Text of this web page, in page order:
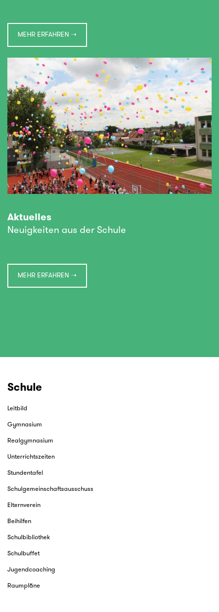
MEHR ERFAHREN ➝
Aktuelles
Neuigkeiten aus der Schule
MEHR ERFAHREN ➝
Schule
Leitbild
Gymnasium
Realgymnasium
Unterrichtszeiten
Stundentafel
Schulgemeinschaftsausschuss
Elternverein
Beihilfen
Schulbibliothek
Schulbuffet
Jugendcoaching
Raumpläne